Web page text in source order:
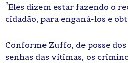
“Eles dizem estar fazendo o
cidadão, para enganá-los e
Conforme Zuffo, de posse dos
senhas das vítimas, os